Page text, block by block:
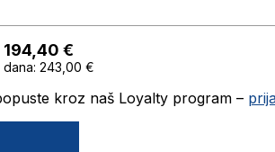
194,40 €
dana: 243,00 €
kroz naš Loyalty program –